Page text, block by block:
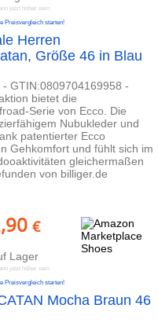
jetzt höher sein
Preisvergleich starten!
Herren
Größe 46 in Blau
GTIN:0809704169958 -
bietet die
Serie von Ecco. Die
Nubukleder und
patentierter Ecco
Gehkomfort und fühlt sich im
gleichermaßen
von billiger.de
€
Lager
jetzt höher sein
Preisvergleich starten!
Mocha Braun 46